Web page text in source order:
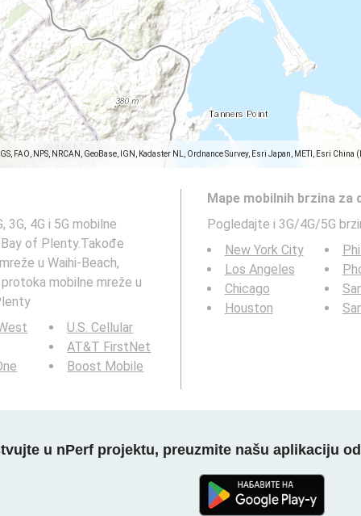
FAO, NPS, NRCAN, GeoBase, IGN, Kadaster NL, Ordnance Survey, Esri Japan, METI, Esri
4G i 5G mobilne
of Plenty.Takođe
u Waihi-Beach,
mobilne mreže u
U.S. Cellular
AT&T FirstNet
Boost Mobile
Mape mobilnih brzina za
Pogledajte i 3G/4G/5G
New York City
Los Angeles
Chicago
Houston
u nPerf projektu, preuzmite našu aplikaciju